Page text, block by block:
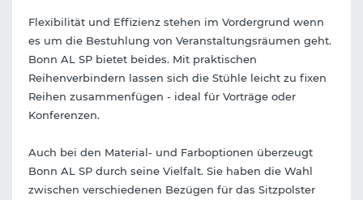
Flexibilität und Effizienz stehen im Vordergrund wenn
es um die Bestuhlung von Veranstaltungsräumen geht.
Bonn AL SP bietet beides. Mit praktischen
Reihenverbindern lassen sich die Stühle leicht zu fixen
Reihen zusammenfügen - ideal für Vorträge oder
Konferenzen.
Auch bei den Material- und Farboptionen überzeugt
Bonn AL SP durch seine Vielfalt. Sie haben die Wahl
zwischen verschiedenen Bezügen für das Sitzpolster